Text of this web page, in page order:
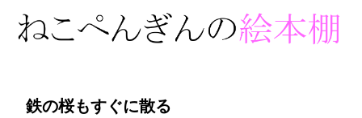
鉄の桜もすぐに散る